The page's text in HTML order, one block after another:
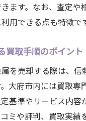
ます。なお、査定や
用できる点も特徴で
買取手順のポイント
を売却する際は、信
大府市内には買取専
基準やサービス内容
ミや評判、買取実績